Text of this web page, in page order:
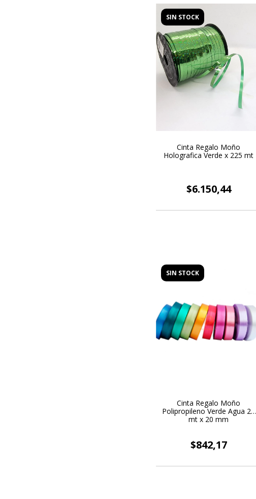
SIN STOCK
Cinta Regalo Moño
Holografica Verde x 225 mt
$6.150,44
SIN STOCK
Cinta Regalo Moño
Polipropileno Verde Agua 25
mt x 20 mm
$842,17